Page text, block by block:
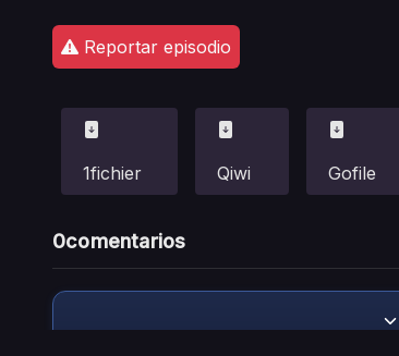
Reportar episodio
1fichier Qiwi Gofile
0comentarios